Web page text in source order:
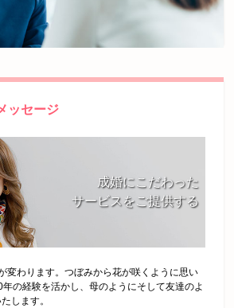
ッセージ
成婚にこだわった
サービスをご提供する
変わります。つぼみから花が咲くように思い
の経験を活かし、母のようにそして友達のよ
します。